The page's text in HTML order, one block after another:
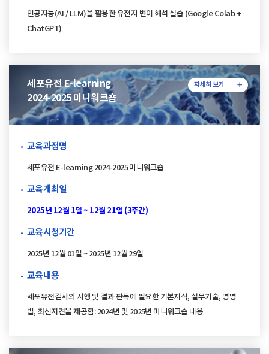
인공지능(AI / LLM)을 활용한 유전자 변이 해석 실습 (Google Colab +
ChatGPT)
세포유전 E-learning
2024-2025 미니워크숍
자세히 보기
교육과정명
세포유전 E-learning 2024-2025 미니워크숍
교육개최일
2025년 12월 1일 ~ 12월 21일 (3주간)
교육시청기간
2025년 12월 01일 ~ 2025년 12월 29일
교육내용
세포유전검사의 시행 및 결과 판독에 필요한 기본지식, 실무기술, 명명
법, 최신지견을 제공함: 2024년 및 2025년 미니워크숍 내용